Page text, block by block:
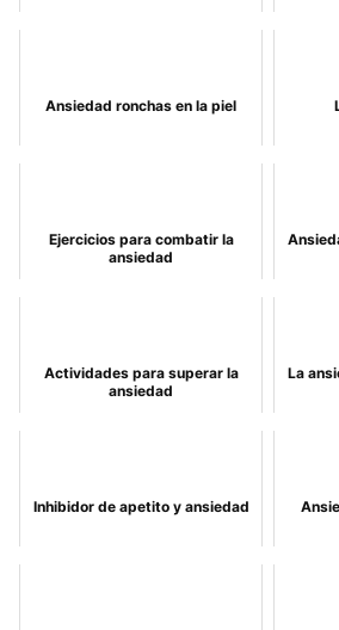
Ansiedad ronchas en la piel
Ejercicios para combatir la
ansiedad
Actividades para superar la
ansiedad
La
Inhibidor de apetito y ansiedad